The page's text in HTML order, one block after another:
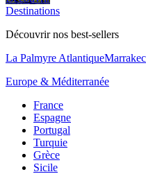
Destinations
Découvrir nos best-sellers
La Palmyre Atlantique
Europe & Méditerranée
France
Espagne
Portugal
Turquie
Grèce
Sicile